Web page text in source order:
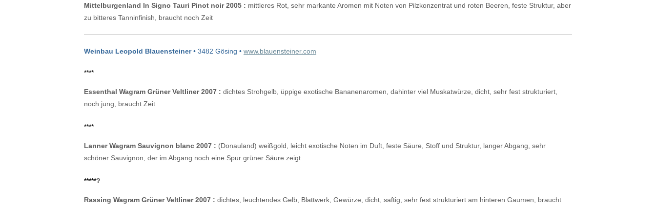
Mittelburgenland In Signo Tauri Pinot noir 2005 : mittleres Rot, sehr markante Aromen mit Noten von Pilzkonzentrat und roten Beeren, feste Struktur, aber
zu bitteres Tanninfinish, braucht noch Zeit
Weinbau Leopold Blauensteiner• 3482 Gösing • www.blauensteiner.com
****
Essenthal Wagram Grüner Veltliner 2007 : dichtes Strohgelb, üppige exotische Bananenaromen, dahinter viel Muskatwürze, dicht, sehr fest strukturiert,
noch jung, braucht Zeit
****
Lanner Wagram Sauvignon blanc 2007 : (Donauland) weißgold, leicht exotische Noten im Duft, feste Säure, Stoff und Struktur, langer Abgang, sehr
schöner Sauvignon, der im Abgang noch eine Spur grüner Säure zeigt
*****?
Rassing Wagram Grüner Veltliner 2007 : dichtes, leuchtendes Gelb, Blattwerk, Gewürze, dicht, saftig, sehr fest strukturiert am hinteren Gaumen, braucht